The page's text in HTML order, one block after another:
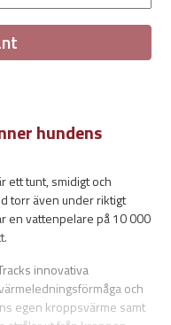
hundens
ett tunt, smidigt och
torr även under riktigt
en vattenpelare på 10 000
innovativa
och
egen kroppsvärme samt